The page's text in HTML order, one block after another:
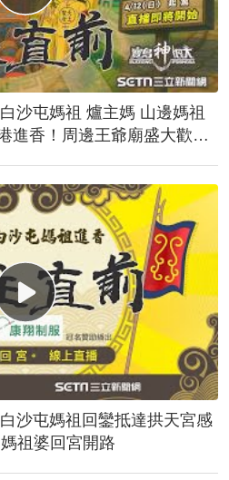
沙屯媽祖 爐主媽 山邊媽祖
進香！周邊王爺廟盛大歡
沙屯媽祖回鑾抵達拱天宮感
祖婆回宮開路